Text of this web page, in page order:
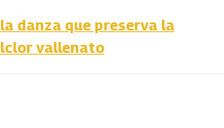
danza que preserva la
vallenato